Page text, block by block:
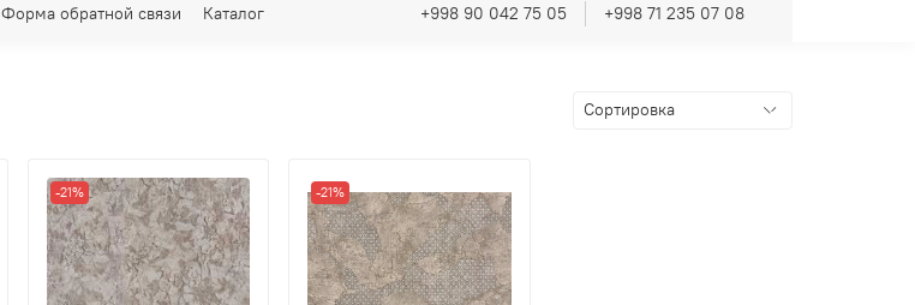
Форма обратной связи Каталог +998 90 042 75 05 +998 71 235 07 08
-21% -21%